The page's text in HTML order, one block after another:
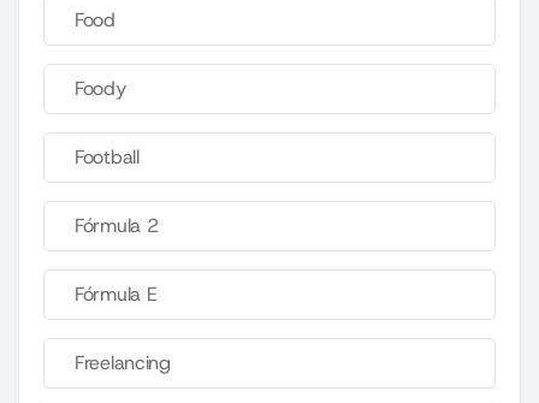
Food
Foody
Football
Fórmula 2
Fórmula E
Freelancing